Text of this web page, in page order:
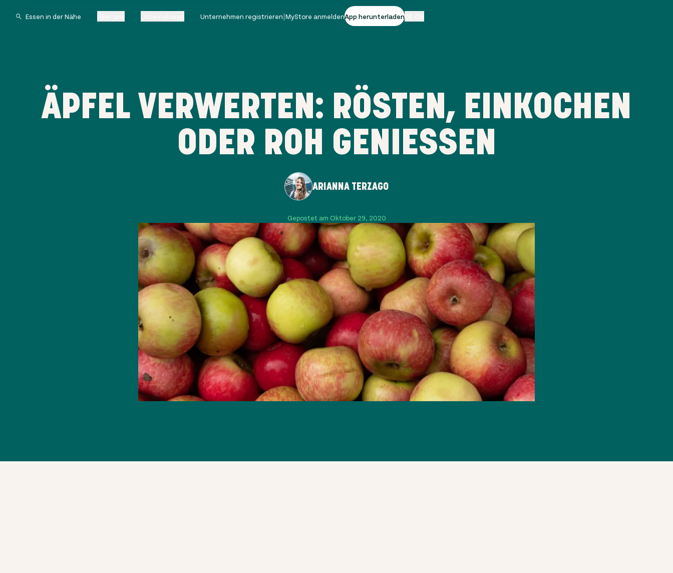
Unternehmen registrieren|MyStore anmeldenApp herunterladen
ÄPFEL VERWERTEN: RÖSTEN, EINKOCHEN
ODER ROH GENIESSEN
ARIANNA TERZAGO
Gepostet am Oktober 29, 2020